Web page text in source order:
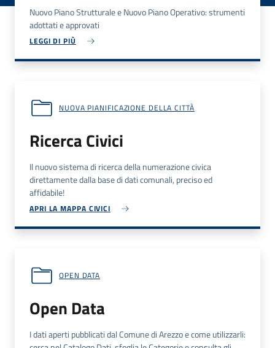
Nuovo Piano Strutturale e Nuovo Piano Operativo: strumenti
adottati e approvati
LEGGI DI PIÙ
NUOVA PIANIFICAZIONE DELLA CITTÀ
Ricerca Civici
Il nuovo sistema di ricerca della numerazione civica
direttamente dalla base di dati comunali, preciso ed
affidabile!
APRI LA MAPPA CIVICI
OPEN DATA
Open Data
I dati aperti pubblicati dal Comune di Arezzo e come utilizzarli: